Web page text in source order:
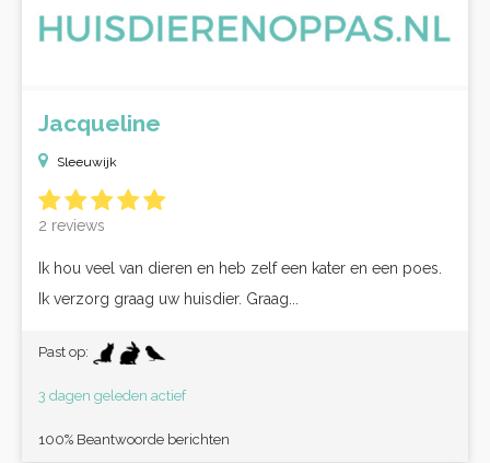
Jacqueline
Sleeuwijk
2 reviews
Ik hou veel van dieren en heb zelf een kater en een poes.
Ik verzorg graag uw huisdier. Graag...
Past op:
3 dagen geleden actief
100% Beantwoorde berichten